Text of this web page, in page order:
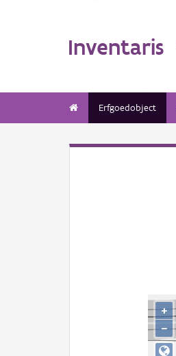
Inventaris
Erfgoedobject
+
−